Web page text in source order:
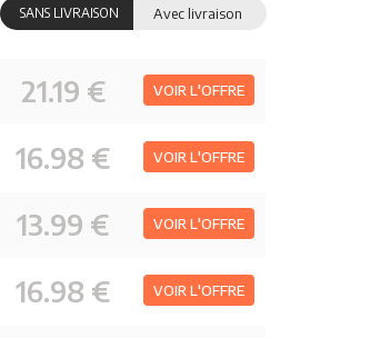
SANS LIVRAISON Avec livraison
21.19 € VOIR L'OFFRE
16.98 € VOIR L'OFFRE
13.99 € VOIR L'OFFRE
16.98 € VOIR L'OFFRE